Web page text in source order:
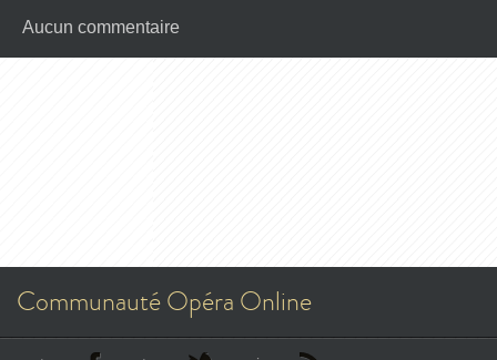
Aucun commentaire
Communauté Opéra Online